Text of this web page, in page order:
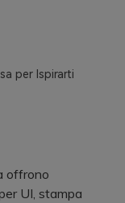
per Ispirarti
offrono
UI, stampa